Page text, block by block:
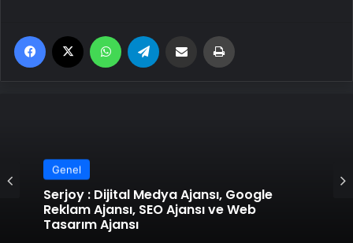
Facebook WhatsApp Email'den paylaş
Genel
Genel
UETDS Nedir ? Uetds.com İle Akıllı Dijital
Taşımacılık Yazılımı